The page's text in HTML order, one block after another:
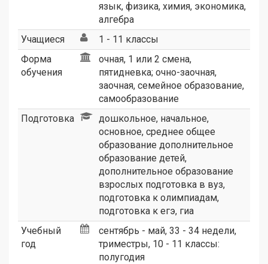
язык, физика, химия, экономика,
алгебра
Учащиеся
1 - 11 классы
Форма
обучения
очная, 1 или 2 смена,
пятидневка; очно-заочная,
заочная, семейное образование,
самообразование
Подготовка
дошкольное, начальное,
основное, среднее общее
образование дополнительное
образование детей,
дополнительное образование
взрослых подготовка в вуз,
подготовка к олимпиадам,
подготовка к егэ, гиа
Учебный
год
сентябрь - май, 33 - 34 недели,
триместры, 10 - 11 классы:
полугодия